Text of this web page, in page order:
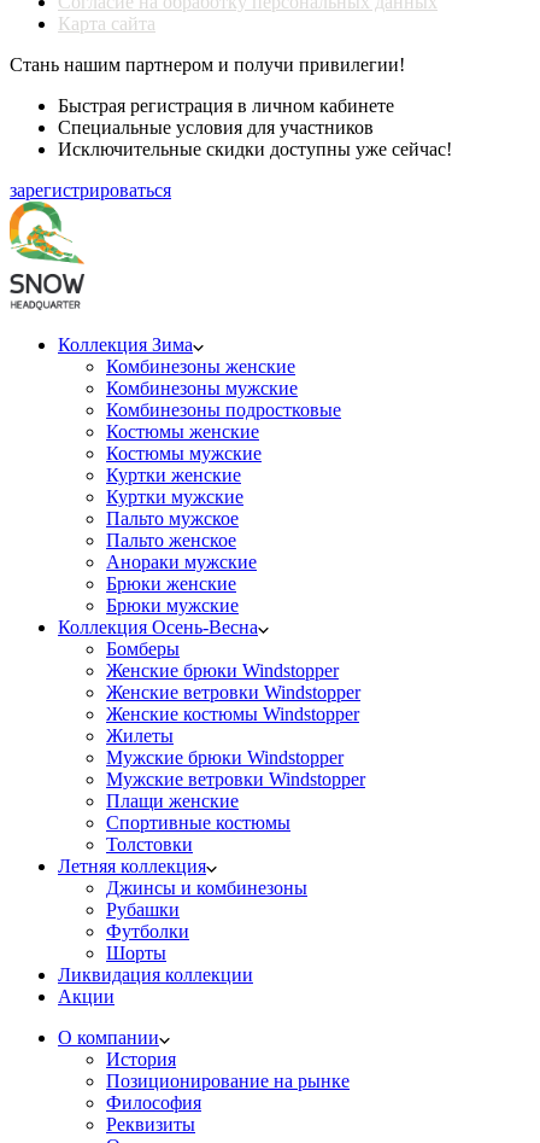
Карта сайта
Стань нашим партнером и получи привилегии!
Быстрая регистрация в личном кабинете
Специальные условия для участников
Исключительные скидки доступны уже сейчас!
зарегистрироваться
Коллекция Зима
Комбинезоны женские
Комбинезоны мужские
Комбинезоны подростковые
Костюмы женские
Костюмы мужские
Куртки женские
Куртки мужские
Пальто мужское
Пальто женское
Анораки мужские
Брюки женские
Брюки мужские
Коллекция Осень-Весна
Бомберы
Женские брюки Windstopper
Женские ветровки Windstopper
Женские костюмы Windstopper
Жилеты
Мужские брюки Windstopper
Мужские ветровки Windstopper
Плащи женские
Спортивные костюмы
Толстовки
Летняя коллекция
Джинсы и комбинезоны
Рубашки
Футболки
Шорты
Ликвидация коллекции
Акции
О компании
История
Позиционирование на рынке
Философия
Реквизиты